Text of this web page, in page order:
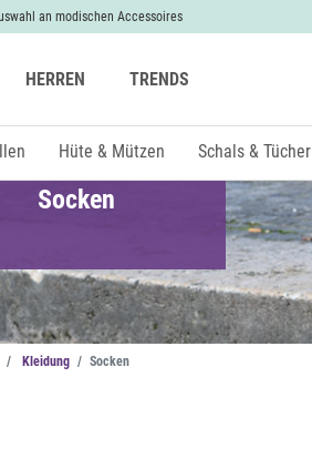
an modischen Accessoires
HERREN TRENDS
Hüte & Mützen Schals & Tücher
Socken
Kleidung SockenFarbe